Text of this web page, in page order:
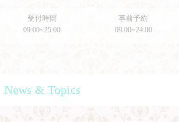
受付時間
09:00~25:00
事前予約
09:00~24:00
News & Topics